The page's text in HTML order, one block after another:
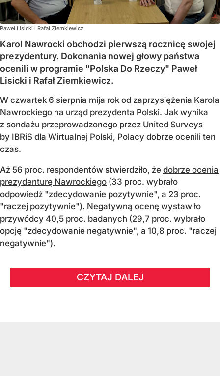
Paweł Lisicki i Rafał Ziemkiewicz
Karol Nawrocki obchodzi pierwszą rocznicę swojej
prezydentury. Dokonania nowej głowy państwa
ocenili w programie "Polska Do Rzeczy" Paweł
Lisicki i Rafał Ziemkiewicz.
W czwartek 6 sierpnia mija rok od zaprzysiężenia Karola
Nawrockiego na urząd prezydenta Polski. Jak wynika
z sondażu przeprowadzonego przez United Surveys
by IBRiS dla Wirtualnej Polski, Polacy dobrze ocenili ten
czas.
Aż 56 proc. respondentów stwierdziło, że dobrze ocenia
prezydenturę Nawrockiego (33 proc. wybrało
odpowiedź "zdecydowanie pozytywnie", a 23 proc.
"raczej pozytywnie"). Negatywną ocenę wystawiło
przywódcy 40,5 proc. badanych (29,7 proc. wybrało
opcję "zdecydowanie negatywnie", a 10,8 proc. "raczej
negatywnie").
CZYTAJ DALEJ